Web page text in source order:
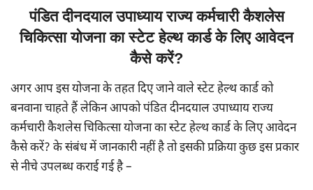
पंडित दीनदयाल उपाध्याय राज्य कर्मचारी कैशलेस
चिकित्सा योजना का स्टेट हेल्थ कार्ड के लिए आवेदन
कैसे करें?
अगर आप इस योजना के तहत दिए जाने वाले स्टेट हेल्थ कार्ड को
बनवाना चाहते हैं लेकिन आपको पंडित दीनदयाल उपाध्याय राज्य
कर्मचारी कैशलेस चिकित्सा योजना का स्टेट हेल्थ कार्ड के लिए आवेदन
कैसे करें? के संबंध में जानकारी नहीं है तो इसकी प्रक्रिया कुछ इस प्रकार
से नीचे उपलब्ध कराई गई है –